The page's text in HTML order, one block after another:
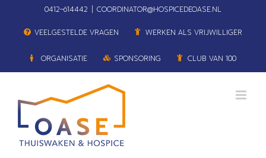
0412–614442 COORDINATOR@HOSPICEDEOASE.NL
VEELGESTELDE VRAGEN WERKEN ALS VRIJWILLIGER
ORGANISATIE SPONSORING CLUB VAN 100